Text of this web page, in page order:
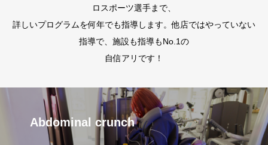
ロスポーツ選手まで、
詳しいプログラムを何年でも指導します。他店ではやっていない
指導で、施設も指導もNo.1の
自信アリです！
Abdominal crunch